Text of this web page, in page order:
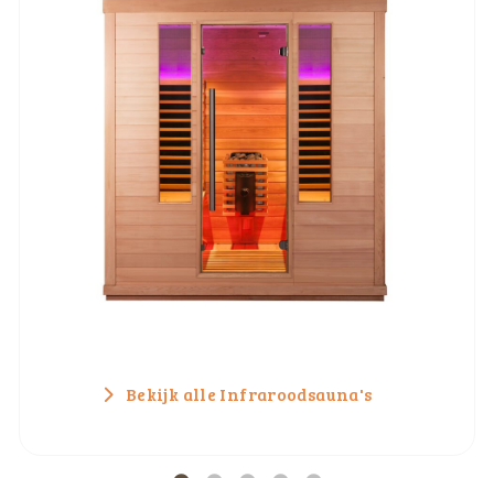
Bekijk alle Infraroodsauna's